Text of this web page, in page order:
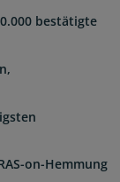
bestätigte
on-Hemmung